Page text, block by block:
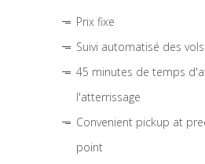
Prix fixe
Suivi automatisé des vols
45 minutes de temps
l'atterrissage
Convenient pickup at
point